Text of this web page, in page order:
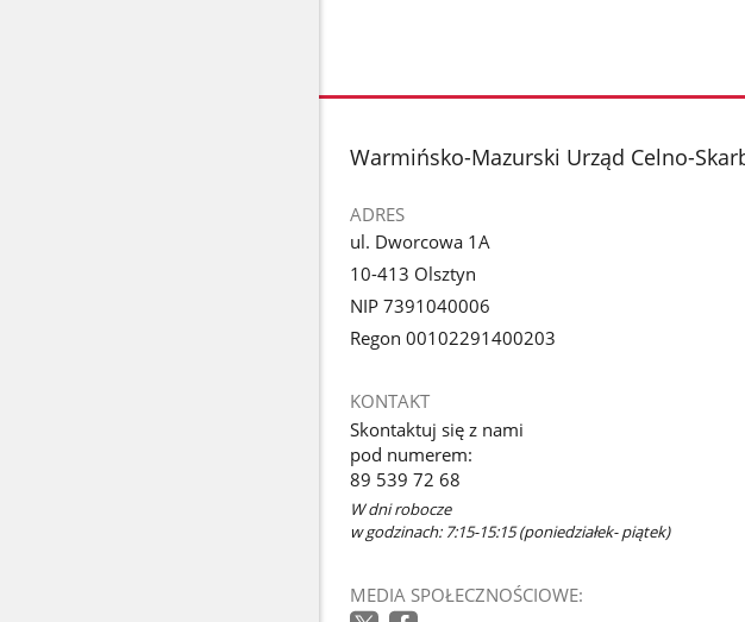
stopka
Warmińsko-Mazurski Urząd Celno-
ADRES
ul. Dworcowa 1A
10-413 Olsztyn
NIP 7391040006
Regon 00102291400203
KONTAKT
Skontaktuj się z nami
pod numerem:
89 539 72 68
W dni robocze
w godzinach: 7:15-15:15 (poniedziałek- piątek)
MEDIA SPOŁECZNOŚCIOWE: